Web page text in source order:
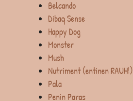
Belcando
Dibaq Sense
Happy Dog
Monster
Mush
Nutriment (entinen RAUH!)
Pala
Penin Paras